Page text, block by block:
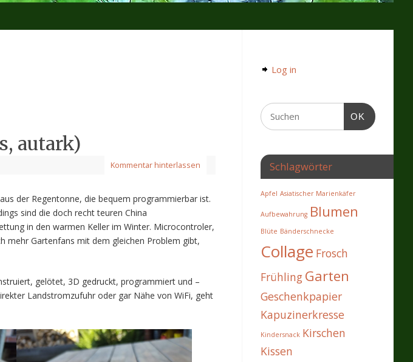
autark)
Kommentar hinterlassen
der Regentonne, die bequem programmierbar ist.
sind die doch recht teuren China
in den warmen Keller im Winter. Microcontroler,
mehr Gartenfans mit dem gleichen Problem gibt,
gelötet, 3D gedruckt, programmiert und –
Landstromzufuhr oder gar Nähe von WiFi, geht
Log in
OK
Schlagwörter
Apfel Asiatischer Marienkäfer
Aufbewahrung Blumen
Blüte Bänderschnecke
Collage Frosch
Frühling Garten
Geschenkpapier
Kapuzinerkresse
Kindersnack Kirschen
Kissen